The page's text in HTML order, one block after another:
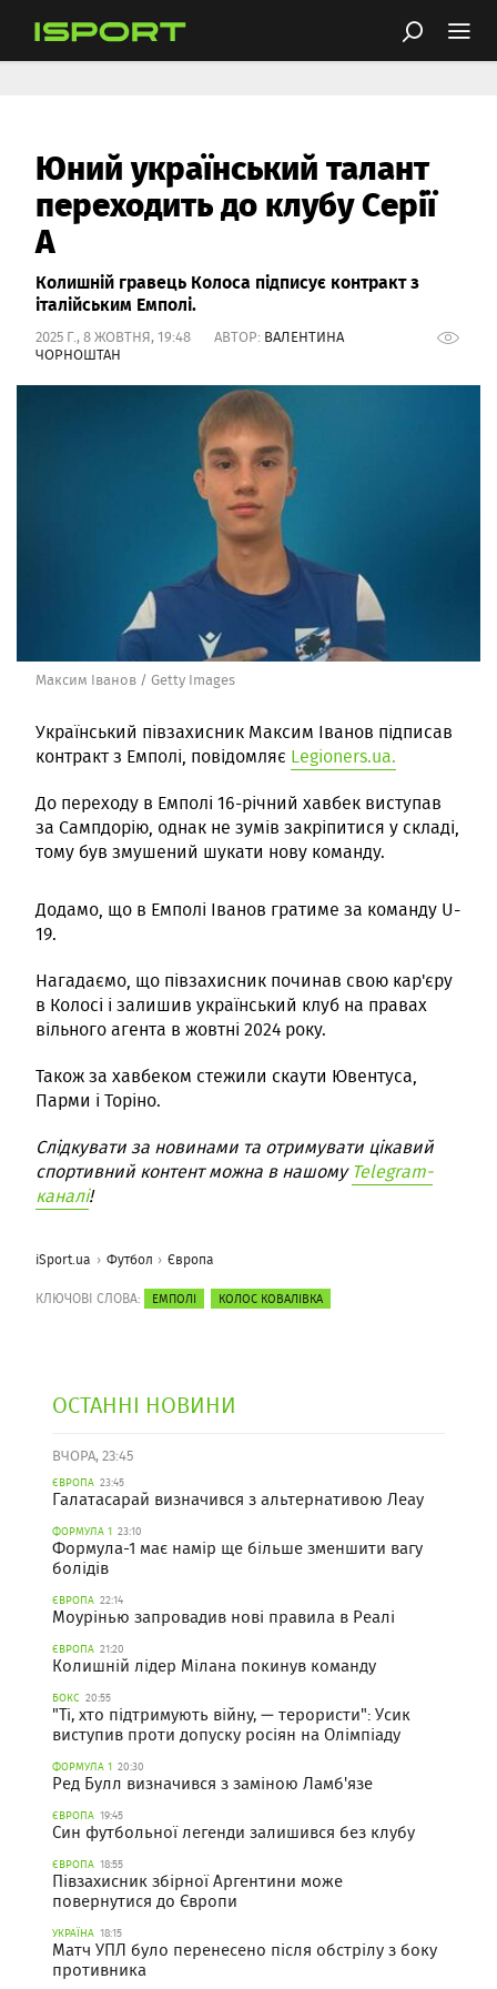
Юний український талант
переходить до клубу Серії
А
Колишній гравець Колоса підписує контракт з
італійським Емполі.
2025 Г., 8 ЖОВТНЯ, 19:48 АВТОР: ВАЛЕНТИНА
ЧОРНОШТАН
Максим Іванов / Getty Images
Український півзахисник Максим Іванов підписав
контракт з Емполі, повідомляє Legioners.ua.
До переходу в Емполі 16-річний хавбек виступав
за Сампдорію, однак не зумів закріпитися у складі,
тому був змушений шукати нову команду.
Додамо, що в Емполі Іванов гратиме за команду U-
19.
Нагадаємо, що півзахисник починав свою кар'єру
в Колосі і залишив український клуб на правах
вільного агента в жовтні 2024 року.
Також за хавбеком стежили скаути Ювентуса,
Парми і Торіно.
Слідкувати за новинами та отримувати цікавий
спортивний контент можна в нашомуTelegram-
каналі!
iSport.ua Футбол Європа
КЛЮЧОВІ СЛОВА: ЕМПОЛІ КОЛОС КОВАЛІВКА
ОСТАННІ НОВИНИ
ВЧОРА, 23:45
ЄВРОПА 23:45
Галатасарай визначився з альтернативою Леау
ФОРМУЛА 1 23:10
Формула-1 має намір ще більше зменшити вагу
болідів
ЄВРОПА 22:14
Моурінью запровадив нові правила в Реалі
ЄВРОПА 21:20
Колишній лідер Мілана покинув команду
БОКС 20:55
"Ті, хто підтримують війну, — терористи": Усик
виступив проти допуску росіян на Олімпіаду
ФОРМУЛА 1 20:30
Ред Булл визначився з заміною Ламб'язе
ЄВРОПА 19:45
Син футбольної легенди залишився без клубу
ЄВРОПА 18:55
Півзахисник збірної Аргентини може
повернутися до Європи
УКРАЇНА 18:15
Матч УПЛ було перенесено після обстрілу з боку
противника